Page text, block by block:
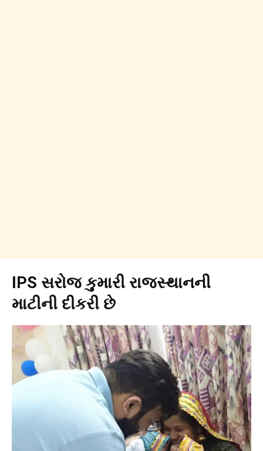
IPS સરોજ કુમારી રાજસ્થાનની
માટીની દીકરી છે